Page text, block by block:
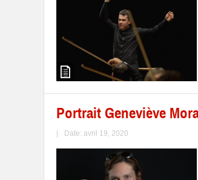
Portrait Geneviève
Date: avril 19, 2020